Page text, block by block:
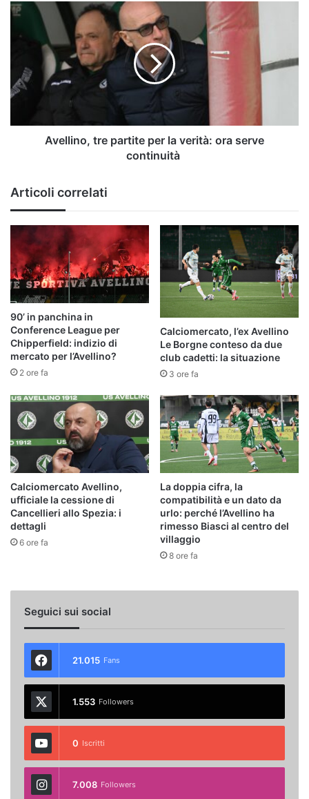
Padova
Avellino,
partite
verità:
ora
continuità
Avellino, tre partite per la verità: ora serve
continuità
Articoli correlati
90’ in panchina in
Conference League per
Chipperfield: indizio di
mercato per l’Avellino?
2 ore fa
Calciomercato, l’ex Avellino
Le Borgne conteso da due
club cadetti: la situazione
3 ore fa
Calciomercato Avellino,
ufficiale la cessione di
Cancellieri allo Spezia: i
dettagli
6 ore fa
La doppia cifra, la
compatibilità e un dato da
urlo: perché l’Avellino ha
rimesso Biasci al centro del
villaggio
8 ore fa
Seguici sui social
21.015 Fans
1.553 Followers
0 Iscritti
7.008 Followers